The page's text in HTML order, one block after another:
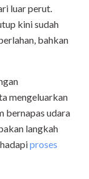
luar perut.
kini sudah
bahkan
mengeluarkan
bernapas udara
langkah
proses